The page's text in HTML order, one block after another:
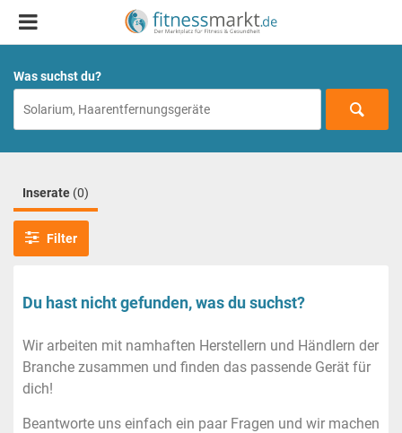
Was suchst du?
Inserate (0)
Filter
Du hast nicht gefunden, was du suchst?
Wir arbeiten mit namhaften Herstellern und Händlern der
Branche zusammen und finden das passende Gerät für
dich!
Beantworte uns einfach ein paar Fragen und wir machen